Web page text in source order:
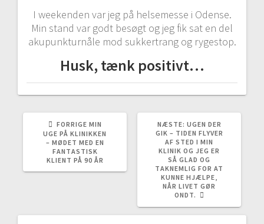
I weekenden var jeg på helsemesse i Odense.
Min stand var godt besøgt og jeg fik sat en del
akupunkturnåle mod sukkertrang og rygestop.
Husk, tænk positivt…
FORRIGE FORRIGE
INDLÆG:
MIN
UGE PÅ KLINIKKEN
– MØDET MED EN
FANTASTISK
KLIENT PÅ 90 ÅR
NÆSTE: NÆSTE
INDLÆG:
UGEN DER
GIK – TIDEN FLYVER
AF STED I MIN
KLINIK OG JEG ER
SÅ GLAD OG
TAKNEMLIG FOR AT
KUNNE HJÆLPE,
NÅR LIVET GØR
ONDT.